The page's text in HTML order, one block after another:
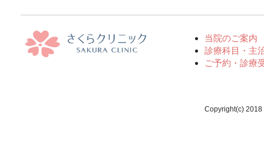
当院のご案内
診療科目・主
ご予約・診療
Copyright(c)